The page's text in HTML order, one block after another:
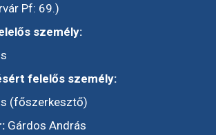
Pf: 69.)
személy:
felelős személy:
(főszerkesztő)
Gárdos András